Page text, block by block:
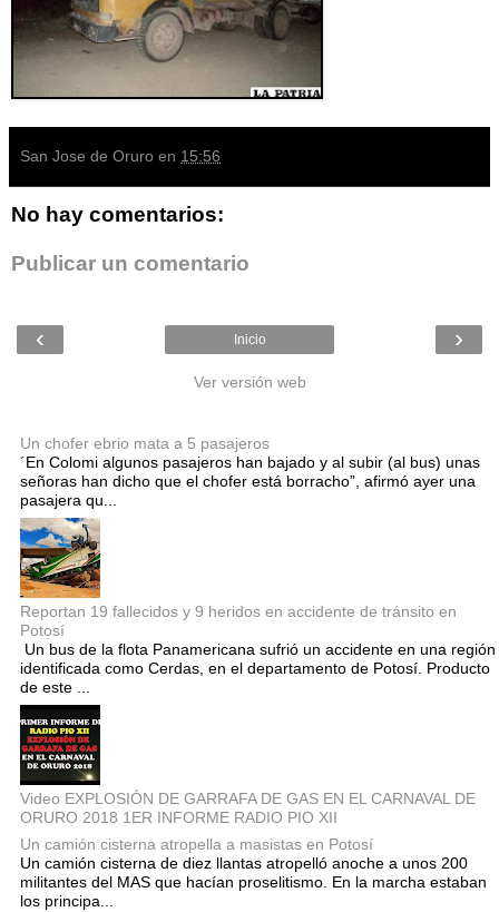
San Jose de Oruro en 15:56
No hay comentarios:
Publicar un comentario
‹ ›
Inicio
Ver versión web
Un chofer ebrio mata a 5 pasajeros
´En Colomi algunos pasajeros han bajado y al subir (al bus) unas
señoras han dicho que el chofer está borracho”, afirmó ayer una
pasajera qu...
Reportan 19 fallecidos y 9 heridos en accidente de tránsito en
Potosí
Un bus de la flota Panamericana sufrió un accidente en una región
identificada como Cerdas, en el departamento de Potosí. Producto
de este ...
Video EXPLOSIÓN DE GARRAFA DE GAS EN EL CARNAVAL DE
ORURO 2018 1ER INFORME RADIO PIO XII
Un camión cisterna atropella a masistas en Potosí
Un camión cisterna de diez llantas atropelló anoche a unos 200
militantes del MAS que hacían proselitismo. En la marcha estaban
los principa...